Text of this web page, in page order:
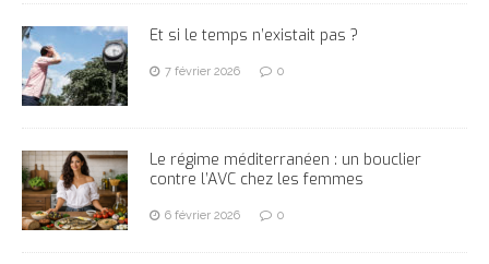
Et si le temps n’existait pas ?
7 février 2026 0
Le régime méditerranéen : un bouclier
contre l’AVC chez les femmes
6 février 2026 0